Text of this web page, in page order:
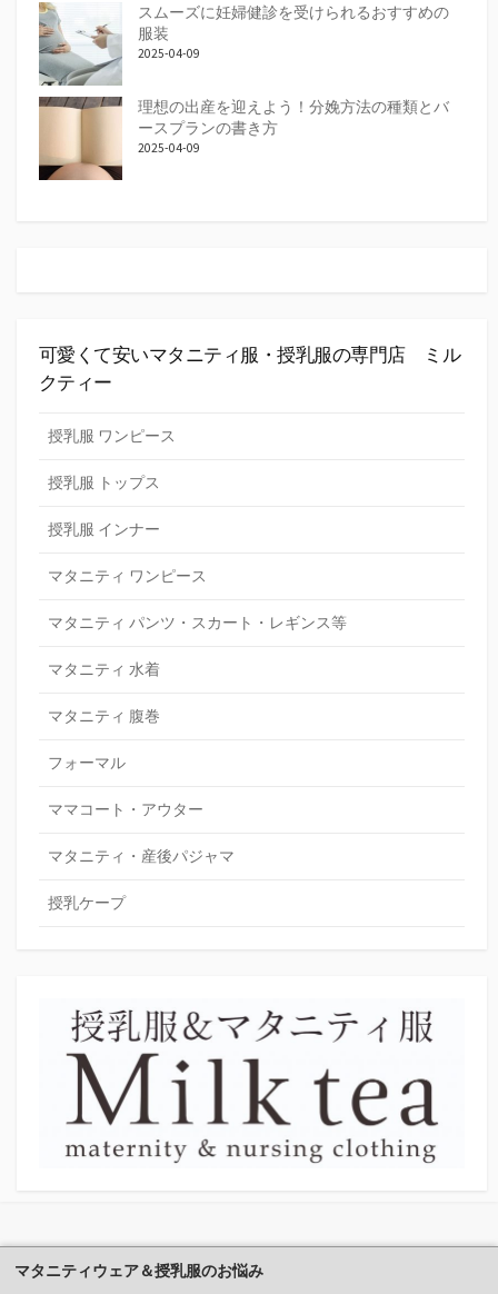
スムーズに妊婦健診を受けられるおすすめの
服装
2025-04-09
理想の出産を迎えよう！分娩方法の種類とバ
ースプランの書き方
2025-04-09
可愛くて安いマタニティ服・授乳服の専門店 ミル
クティー
授乳服 ワンピース
授乳服 トップス
授乳服 インナー
マタニティ ワンピース
マタニティ パンツ・スカート・レギンス等
マタニティ 水着
マタニティ 腹巻
フォーマル
ママコート・アウター
マタニティ・産後パジャマ
授乳ケープ
マタニティウェア＆授乳服のお悩み